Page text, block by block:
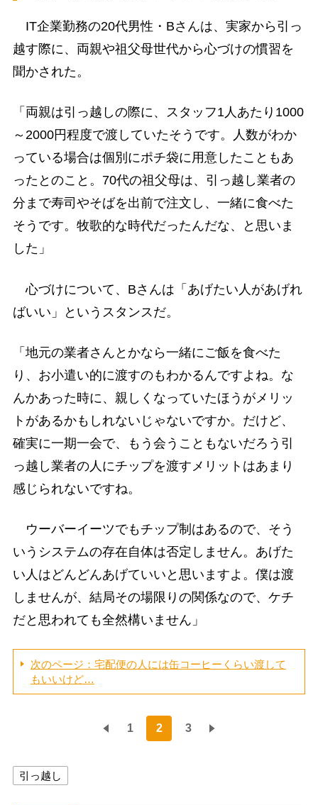
IT企業勤務の20代男性・Bさんは、実家から引っ
越す際に、両親や祖父母世代から心づけの慣習を
聞かされた。
「両親は引っ越しの際に、スタッフ1人あたり1000
～2000円程度で渡していたそうです。人数がわか
っている場合は個別にポチ袋に用意したこともあ
ったとのこと。70代の祖父母は、引っ越し業者の
分まで寿司やそばを出前で注文し、一緒に食べた
そうです。牧歌的な時代だったんだな、と思いま
した」
心づけについて、Bさんは「あげたい人があげれ
ばいい」というスタンスだ。
「地元の業者さんとかなら一緒にご飯を食べた
り、お小遣い的に渡すのもわかるんですよね。な
んかあった時に、親しくなっていたほうがメリッ
トがあるかもしれないじゃないですか。だけど、
確実に一期一会で、もう会うこともないだろう引
っ越し業者の人にチップを渡すメリットはあまり
感じられないですね。
ウーバーイーツでもチップ制はあるので、そう
いうシステムの存在自体は否定しません。あげた
い人はどんどんあげていいと思いますよ。僕は渡
しませんが、結局その場限りの関係なので、ケチ
だと思われても全然構いません」
次のページ：宅配便の人には缶コーヒーくらい渡して
もいいけど…
1 2 3
引っ越し